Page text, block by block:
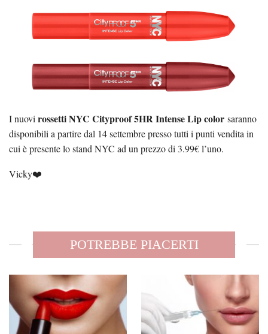
I nuovirossetti NYC Cityproof 5HR Intense Lip color saranno
disponibili a partire dal 14 settembre presso tutti i punti vendita in
cui è presente lo stand NYC ad un prezzo di 3.99€ l’uno.
Vicky❤️
POTREBBE PIACERTI